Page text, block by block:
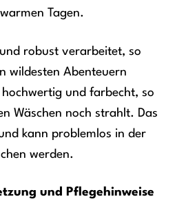
Tagen.
robust verarbeitet, so
wildesten Abenteuern
und farbecht, so
Wäschen noch strahlt. Das
kann problemlos in der
werden.
und Pflegehinweise